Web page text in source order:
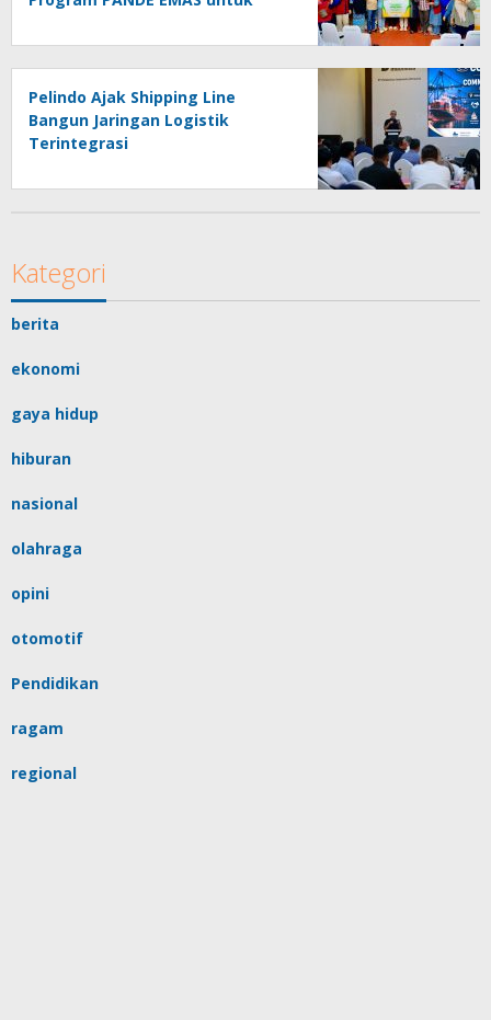
Masyarakat
Pelindo Ajak Shipping Line
Bangun Jaringan Logistik
Terintegrasi
Kategori
berita
ekonomi
gaya hidup
hiburan
nasional
olahraga
opini
otomotif
Pendidikan
ragam
regional